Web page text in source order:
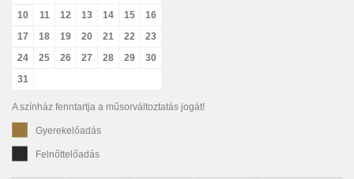
10
11 12 13 14 15
16
17
18 19 20 21 22
23
24
25 26 27 28 29
30
31
A színház fenntartja a műsorváltoztatás jogát!
Gyerekelőadás
Felnőttelőadás